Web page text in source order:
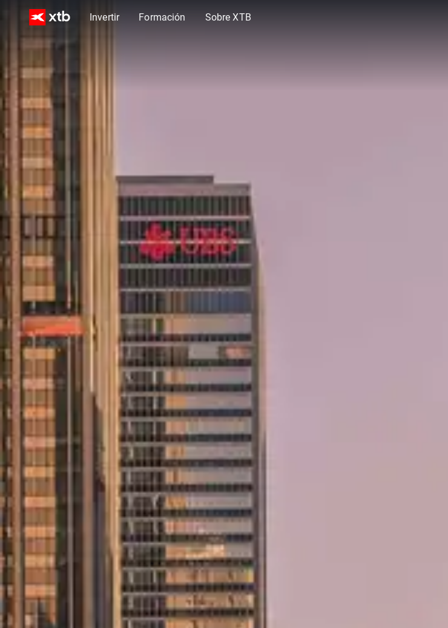
Invertir Formación Sobre XTB